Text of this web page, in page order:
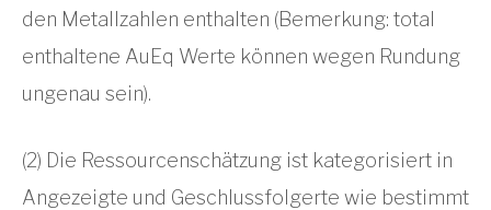
den Metallzahlen enthalten (Bemerkung: total
enthaltene AuEq Werte können wegen Rundung
ungenau sein).
(2) Die Ressourcenschätzung ist kategorisiert in
Angezeigte und Geschlussfolgerte wie bestimmt